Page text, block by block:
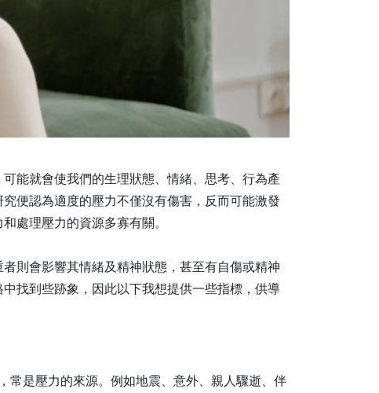
能就會使我們的生理狀態、情緒、思考、行為產
便認為適度的壓力不僅沒有傷害，反而可能激發
處理壓力的資源多寡有關。
則會影響其情緒及精神狀態，甚至有自傷或精神
找到些跡象，因此以下我想提供一些指標，供導
常是壓力的來源。例如地震、意外、親人驟逝、伴